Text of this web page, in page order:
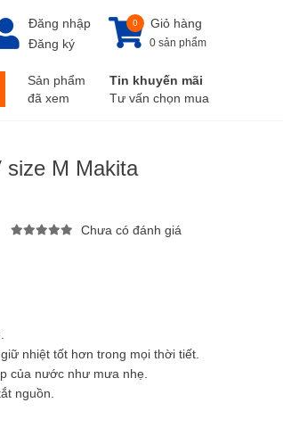
Đăng nhập
Đăng ký
Giỏ hàng
0
0 sản phẩm
Sản phẩm
đã xem
Tin khuyến mãi
Tư vấn chọn mua
M Makita
Chưa có đánh giá
nhiệt tốt hơn trong mọi thời tiết.
của nước như mưa nhẹ.
nguồn.